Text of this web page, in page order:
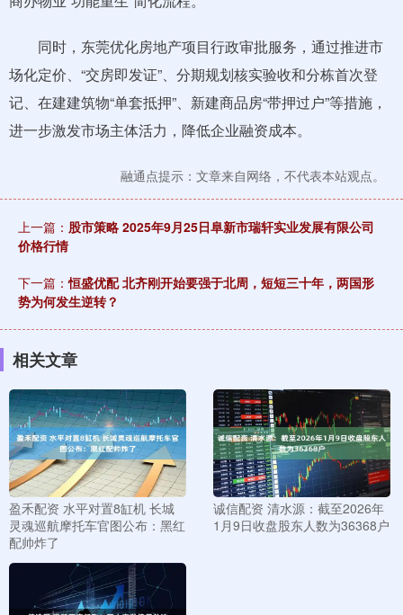
同时，东莞优化房地产项目行政审批服务，通过推进市
场化定价、“交房即发证”、分期规划核实验收和分栋首次登
记、在建建筑物“单套抵押”、新建商品房“带押过户”等措施，
进一步激发市场主体活力，降低企业融资成本。
融通点提示：文章来自网络，不代表本站观点。
上一篇： 股市策略 2025年9月25日阜新市瑞轩实业发展有限公司
价格行情
下一篇：恒盛优配 北齐刚开始要强于北周，短短三十年，两国形
势为何发生逆转？
相关文章
盈禾配资 水平对置8缸机 长城
灵魂巡航摩托车官图公布：黑红
配帅炸了
诚信配资 清水源：截至2026年
1月9日收盘股东人数为36368户